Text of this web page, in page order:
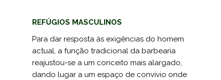
REFÚGIOS MASCULINOS
Para dar resposta às exigências do homem
actual, a função tradicional da barbearia
reajustou-se a um conceito mais alargado,
dando lugar a um espaço de convívio onde